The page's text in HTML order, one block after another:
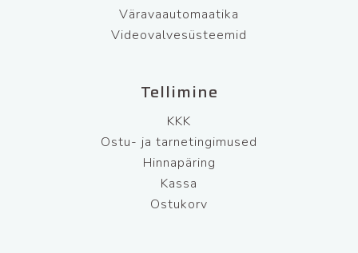
Väravaautomaatika
Videovalvesüsteemid
Tellimine
KKK
Ostu- ja tarnetingimused
Hinnapäring
Kassa
Ostukorv